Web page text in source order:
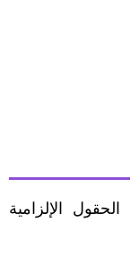
الحقول الإلزامية